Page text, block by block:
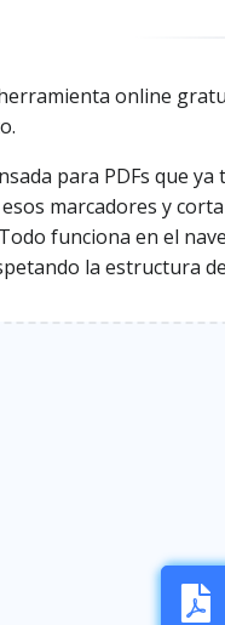
online
para PDFs que
marcadores y
funciona en el
la estructura